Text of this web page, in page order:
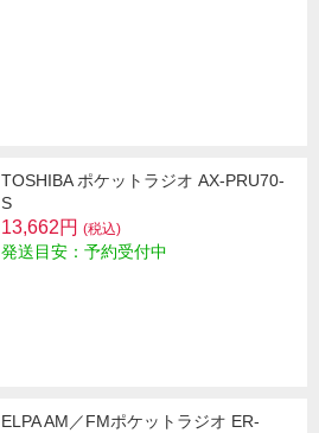
TOSHIBA ポケットラジオ AX-PRU70-
S
13,662円 (税込)
発送目安：予約受付中
ELPA AM／FMポケットラジオ ER-